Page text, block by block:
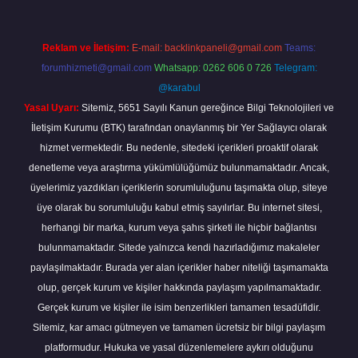
Reklam ve İletişim: E-mail: backlinkpaneli@gmail.com Teams:
forumhizmeti@gmail.com Whatsapp: 0262 606 0 726 Telegram:
@karabul
Yasal Uyarı: Sitemiz, 5651 Sayılı Kanun gereğince Bilgi Teknolojileri ve
İletişim Kurumu (BTK) tarafından onaylanmış bir Yer Sağlayıcı olarak
hizmet vermektedir. Bu nedenle, sitedeki içerikleri proaktif olarak
denetleme veya araştırma yükümlülüğümüz bulunmamaktadır. Ancak,
üyelerimiz yazdıkları içeriklerin sorumluluğunu taşımakta olup, siteye
üye olarak bu sorumluluğu kabul etmiş sayılırlar. Bu internet sitesi,
herhangi bir marka, kurum veya şahıs şirketi ile hiçbir bağlantısı
bulunmamaktadır. Sitede yalnızca kendi hazırladığımız makaleler
paylaşılmaktadır. Burada yer alan içerikler haber niteliği taşımamakta
olup, gerçek kurum ve kişiler hakkında paylaşım yapılmamaktadır.
Gerçek kurum ve kişiler ile isim benzerlikleri tamamen tesadüfidir.
Sitemiz, kar amacı gütmeyen ve tamamen ücretsiz bir bilgi paylaşım
platformudur. Hukuka ve yasal düzenlemelere aykırı olduğunu